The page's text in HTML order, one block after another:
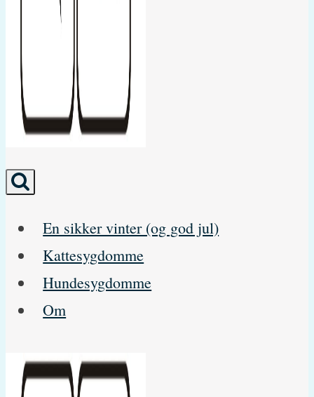
En sikker vinter (og god jul)
Kattesygdomme
Hundesygdomme
Om